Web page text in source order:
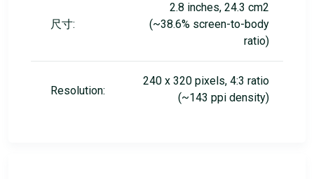
尺寸:
2.8 inches, 24.3 cm2
(~38.6% screen-to-body
ratio)
Resolution:
240 x 320 pixels, 4:3 ratio
(~143 ppi density)